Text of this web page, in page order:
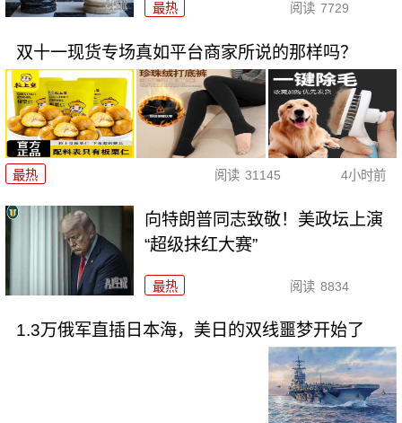
最热 阅读 7729
双十一现货专场真如平台商家所说的那样吗？
最热 阅读 31145 4小时前
向特朗普同志致敬！美政坛上演
“超级抹红大赛”
最热 阅读 8834
1.3万俄军直插日本海，美日的双线噩梦开始了